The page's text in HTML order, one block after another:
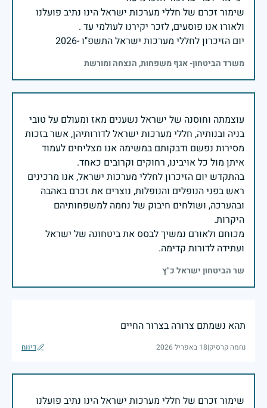
שימור זכרם של חללי מערכות ישראל הינו נתיב פועלנו
יום הזיכרון לחללי מערכות ישראל התשפ"ו -2026
משרד הביטחון- אגף משפחות, הנצחה ומורשת
עוצמתה וחוסנה של ישראל נשענים מאז ומעולם על טובי
בניה ובנותיה, חללי מערכות ישראל לדורותיהן, אשר בזכות
מסירות נפשם ודבקותם במשימה אנו מצליחים לעמוד
בהתקדש יום הזיכרון לחללי מערכות ישראל, אנו מרכינים
ראש בפני הנופלים והנופלות, נוצרים את זכרם באהבה
ובהערכה, ושולחים חיבוק של נחמה למשפחותיהם
מכוחם ולאורם נמשיך לבסס את ביטחונה של ישראל
ועתידה לדורות קדימה.
שר הביטחון ישראל כ"ץ
תהא נשמתם צרורה בצרור החיים
נחמה קרסיק|18 באפריל 2026 דיווח
שימור זכרם של חללי מערכות ישראל הינו נתיב פועלנו